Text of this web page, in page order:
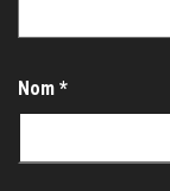
Nom *